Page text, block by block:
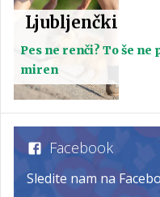
Ljubljenčki
Pes ne renči? To še ne
miren
Facebook
Sledite nam na